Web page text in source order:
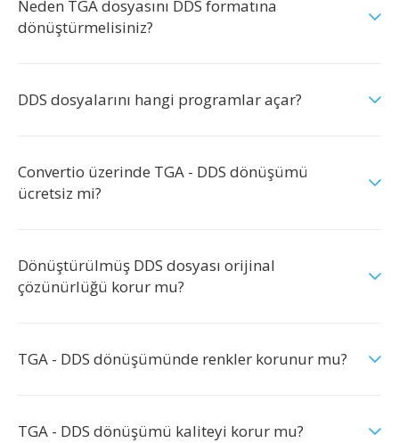
Neden TGA dosyasını DDS formatına
dönüştürmelisiniz?
DDS dosyalarını hangi programlar açar?
Convertio üzerinde TGA - DDS dönüşümü
ücretsiz mi?
Dönüştürülmüş DDS dosyası orijinal
çözünürlüğü korur mu?
TGA - DDS dönüşümünde renkler korunur mu?
TGA - DDS dönüşümü kaliteyi korur mu?